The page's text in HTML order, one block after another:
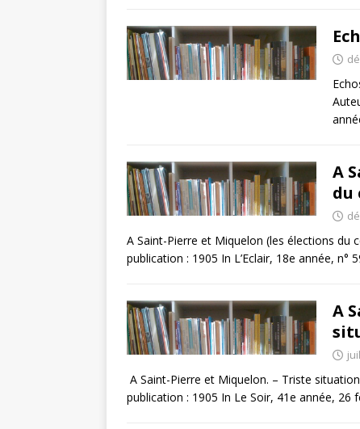
A
du
A Saint-Pierre et Miquelon (les élections du
publication : 1905 In L’Eclair, 18e année, n°
A
A Saint-Pierre et Miquelon. – Triste
publication : 1905 In Le Soir, 41e année, 26